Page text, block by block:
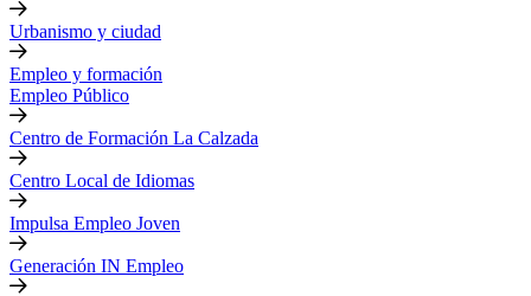
Urbanismo y ciudad
Empleo y formación
Empleo Público
Centro de Formación La Calzada
Centro Local de Idiomas
Impulsa Empleo Joven
Generación IN Empleo